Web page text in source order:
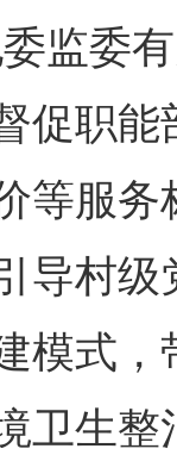
监委
促职
等服务
导村
模式
卫生